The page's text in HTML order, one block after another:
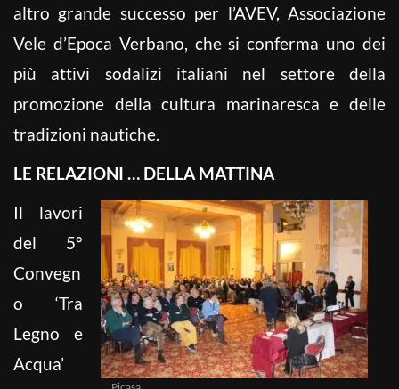
altro grande successo per l’AVEV, Associazione
Vele d’Epoca Verbano, che si conferma uno dei
più attivi sodalizi italiani nel settore della
promozione della cultura marinaresca e delle
tradizioni nautiche.
LE RELAZIONI … DELLA MATTINA
Il lavori
del 5°
Convegn
o ‘Tra
Legno e
Acqua’